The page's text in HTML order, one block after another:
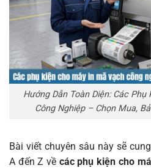
Hướng Dẫn Toàn Diện: Các
Công Nghiệp – Chọn Mua,
Bài viết chuyên sâu này sẽ
A đến Z về các phụ kiện cho